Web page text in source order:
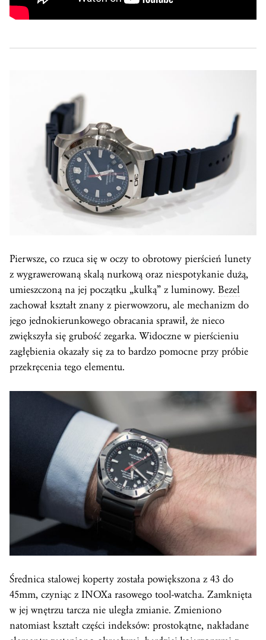
Pierwsze, co rzuca się w oczy to obrotowy pierścień lunety
z wygrawerowaną skalą nurkową oraz niespotykanie dużą,
umieszczoną na jej początku „kulką” z luminowy. Bezel
zachował kształt znany z pierwowzoru, ale mechanizm do
jego jednokierunkowego obracania sprawił, że nieco
zwiększyła się grubość zegarka. Widoczne w pierścieniu
zagłębienia okazały się za to bardzo pomocne przy próbie
przekręcenia tego elementu.
Średnica stalowej koperty została powiększona z 43 do
45mm, czyniąc z INOXa rasowego tool-watcha. Zamknięta
w jej wnętrzu tarcza nie uległa zmianie. Zmieniono
natomiast kształt części indeksów: prostokątne, nakładane